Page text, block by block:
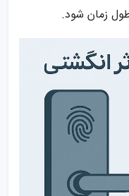
زمان شود.